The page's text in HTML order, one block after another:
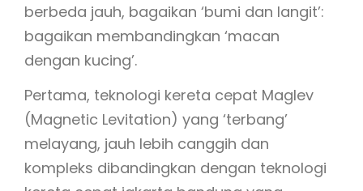
berbeda jauh, bagaikan ‘bumi dan langit’:
bagaikan membandingkan ‘macan
dengan kucing’.
Pertama, teknologi kereta cepat Maglev
(Magnetic Levitation) yang ‘terbang’
melayang, jauh lebih canggih dan
kompleks dibandingkan dengan teknologi